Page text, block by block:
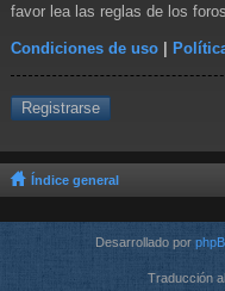
favor lea las reglas de los
Condiciones de uso |
Registrarse
Índice general
Desarrollado por
Traducción